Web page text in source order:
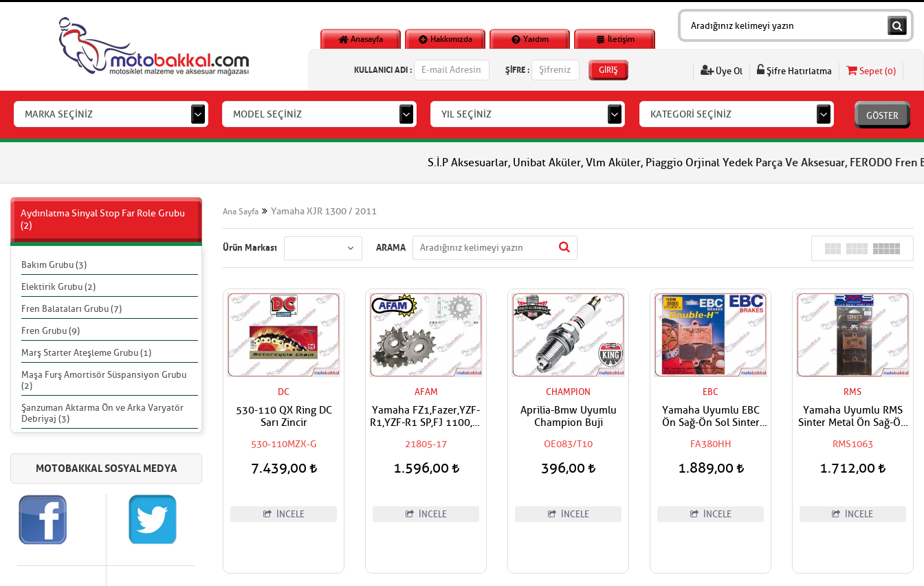
Anasayfa Hakkımızda Yardım İletişim
KULLANICI ADI : ŞİFRE : GİRİŞ Üye Ol Şifre Hatırlatma Sepet (0)
MARKA SEÇİNİZ MODEL SEÇİNİZ YIL SEÇİNİZ KATEGORİ SEÇİNİZ GÖSTER
S.İ.P Aksesuarlar, Unibat Aküler, Vlm Aküler, Piaggio Orjinal Yedek Parça Ve Aksesuar, FERODO Fren
Aydınlatma Sinyal Stop Far Role Grubu
(2)
Bakım Grubu (3)
Elektirik Grubu (2)
Fren Balataları Grubu (7)
Fren Grubu (9)
Marş Starter Ateşleme Grubu (1)
Maşa Furş Amortisör Süspansiyon Grubu
(2)
Şanzuman Aktarma Ön ve Arka Varyatör
Debriyaj (3)
Ana Sayfa Yamaha XJR 1300 / 2011
Ürün Markası ARAMA
DC
530-110 QX Ring DC
Sarı Zincir
530-110MZX-G
7.439,00
İNCELE
AFAM
Yamaha FZ1,Fazer,YZF-
R1,YZF-R1 SP,FJ 1100,FJ
1300,MT-01 Uyumlu
AFAM Ön Dişli
21805-17
1.596,00
İNCELE
CHAMPION
Aprilia-Bmw Uyumlu
Champion Buji
OE083/T10
396,00
İNCELE
EBC
Yamaha Uyumlu EBC
Ön Sağ-Ön Sol Sinter
FA380HH
1.889,00
İNCELE
RMS
Yamaha Uyumlu RMS
Sinter Metal Ön Sağ-Ön
RMS1063
1.712,00
İNCELE